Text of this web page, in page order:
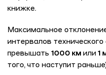
книжке.
Максимальное
интервалов
превышать 1000 км или 1
того, что наступит